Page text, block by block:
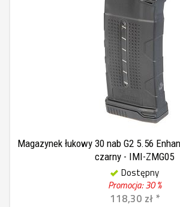
Magazynek łukowy 30 nab G2 5.56
czarny - IMI-ZMG05
Dostępny
Promocja: 30 %
118,30 zł *